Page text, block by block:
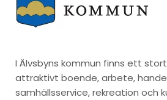
I Älvsbyns kommun finns ett
attraktivt boende, arbete,
samhällsservice, rekreation och